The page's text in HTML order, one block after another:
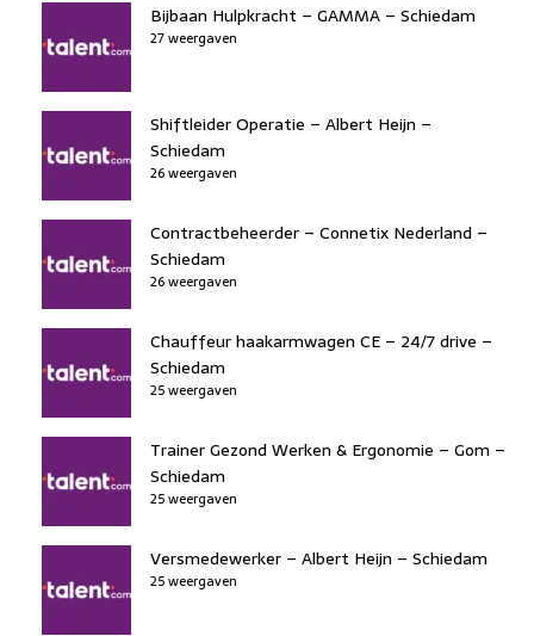
Bijbaan Hulpkracht – GAMMA – Schiedam
27 weergaven
Shiftleider Operatie – Albert Heijn –
Schiedam
26 weergaven
Contractbeheerder – Connetix Nederland –
Schiedam
26 weergaven
Chauffeur haakarmwagen CE – 24/7 drive –
Schiedam
25 weergaven
Trainer Gezond Werken & Ergonomie – Gom –
Schiedam
25 weergaven
Versmedewerker – Albert Heijn – Schiedam
25 weergaven